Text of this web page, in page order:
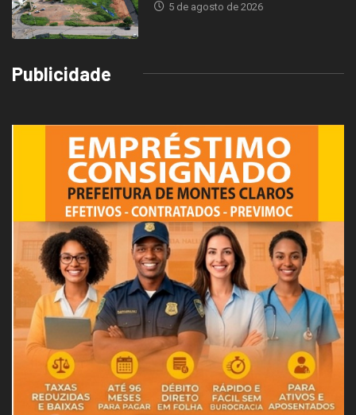
5 de agosto de 2026
Publicidade